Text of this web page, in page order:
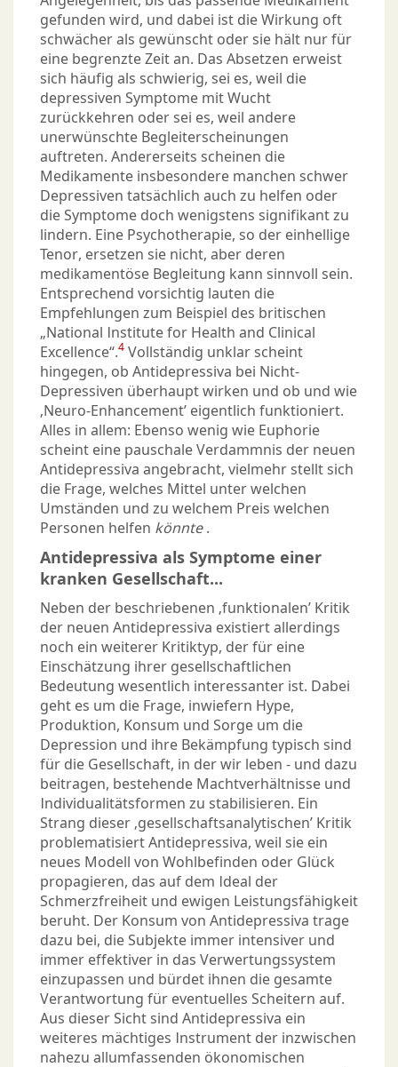
gefunden wird, und dabei ist die Wirkung oft
schwächer als gewünscht oder sie hält nur für
eine begrenzte Zeit an. Das Absetzen erweist
sich häufig als schwierig, sei es, weil die
depressiven Symptome mit Wucht
zurückkehren oder sei es, weil andere
unerwünschte Begleiterscheinungen
auftreten. Andererseits scheinen die
Medikamente insbesondere manchen schwer
Depressiven tatsächlich auch zu helfen oder
die Symptome doch wenigstens signifikant zu
lindern. Eine Psychotherapie, so der einhellige
Tenor, ersetzen sie nicht, aber deren
medikamentöse Begleitung kann sinnvoll sein.
Entsprechend vorsichtig lauten die
Empfehlungen zum Beispiel des britischen
„National Institute for Health and Clinical
Excellence“.4 Vollständig unklar scheint
hingegen, ob Antidepressiva bei Nicht-
Depressiven überhaupt wirken und ob und wie
‚Neuro-Enhancement’ eigentlich funktioniert.
Alles in allem: Ebenso wenig wie Euphorie
scheint eine pauschale Verdammnis der neuen
Antidepressiva angebracht, vielmehr stellt sich
die Frage, welches Mittel unter welchen
Umständen und zu welchem Preis welchen
Personen helfen könnte.
Antidepressiva als Symptome einer
kranken Gesellschaft...
Neben der beschriebenen ‚funktionalen’ Kritik
der neuen Antidepressiva existiert allerdings
noch ein weiterer Kritiktyp, der für eine
Einschätzung ihrer gesellschaftlichen
Bedeutung wesentlich interessanter ist. Dabei
geht es um die Frage, inwiefern Hype,
Produktion, Konsum und Sorge um die
Depression und ihre Bekämpfung typisch sind
für die Gesellschaft, in der wir leben - und dazu
beitragen, bestehende Machtverhältnisse und
Individualitätsformen zu stabilisieren. Ein
Strang dieser ‚gesellschaftsanalytischen’ Kritik
problematisiert Antidepressiva, weil sie ein
neues Modell von Wohlbefinden oder Glück
propagieren, das auf dem Ideal der
Schmerzfreiheit und ewigen Leistungsfähigkeit
beruht. Der Konsum von Antidepressiva trage
dazu bei, die Subjekte immer intensiver und
immer effektiver in das Verwertungssystem
einzupassen und bürdet ihnen die gesamte
Verantwortung für eventuelles Scheitern auf.
Aus dieser Sicht sind Antidepressiva ein
weiteres mächtiges Instrument der inzwischen
nahezu allumfassenden ökonomischen